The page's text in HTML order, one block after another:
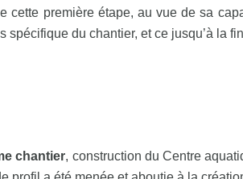
cette première étape, au vue de sa
spécifique du chantier, et ce jusqu’à la
chantier, construction du Centre